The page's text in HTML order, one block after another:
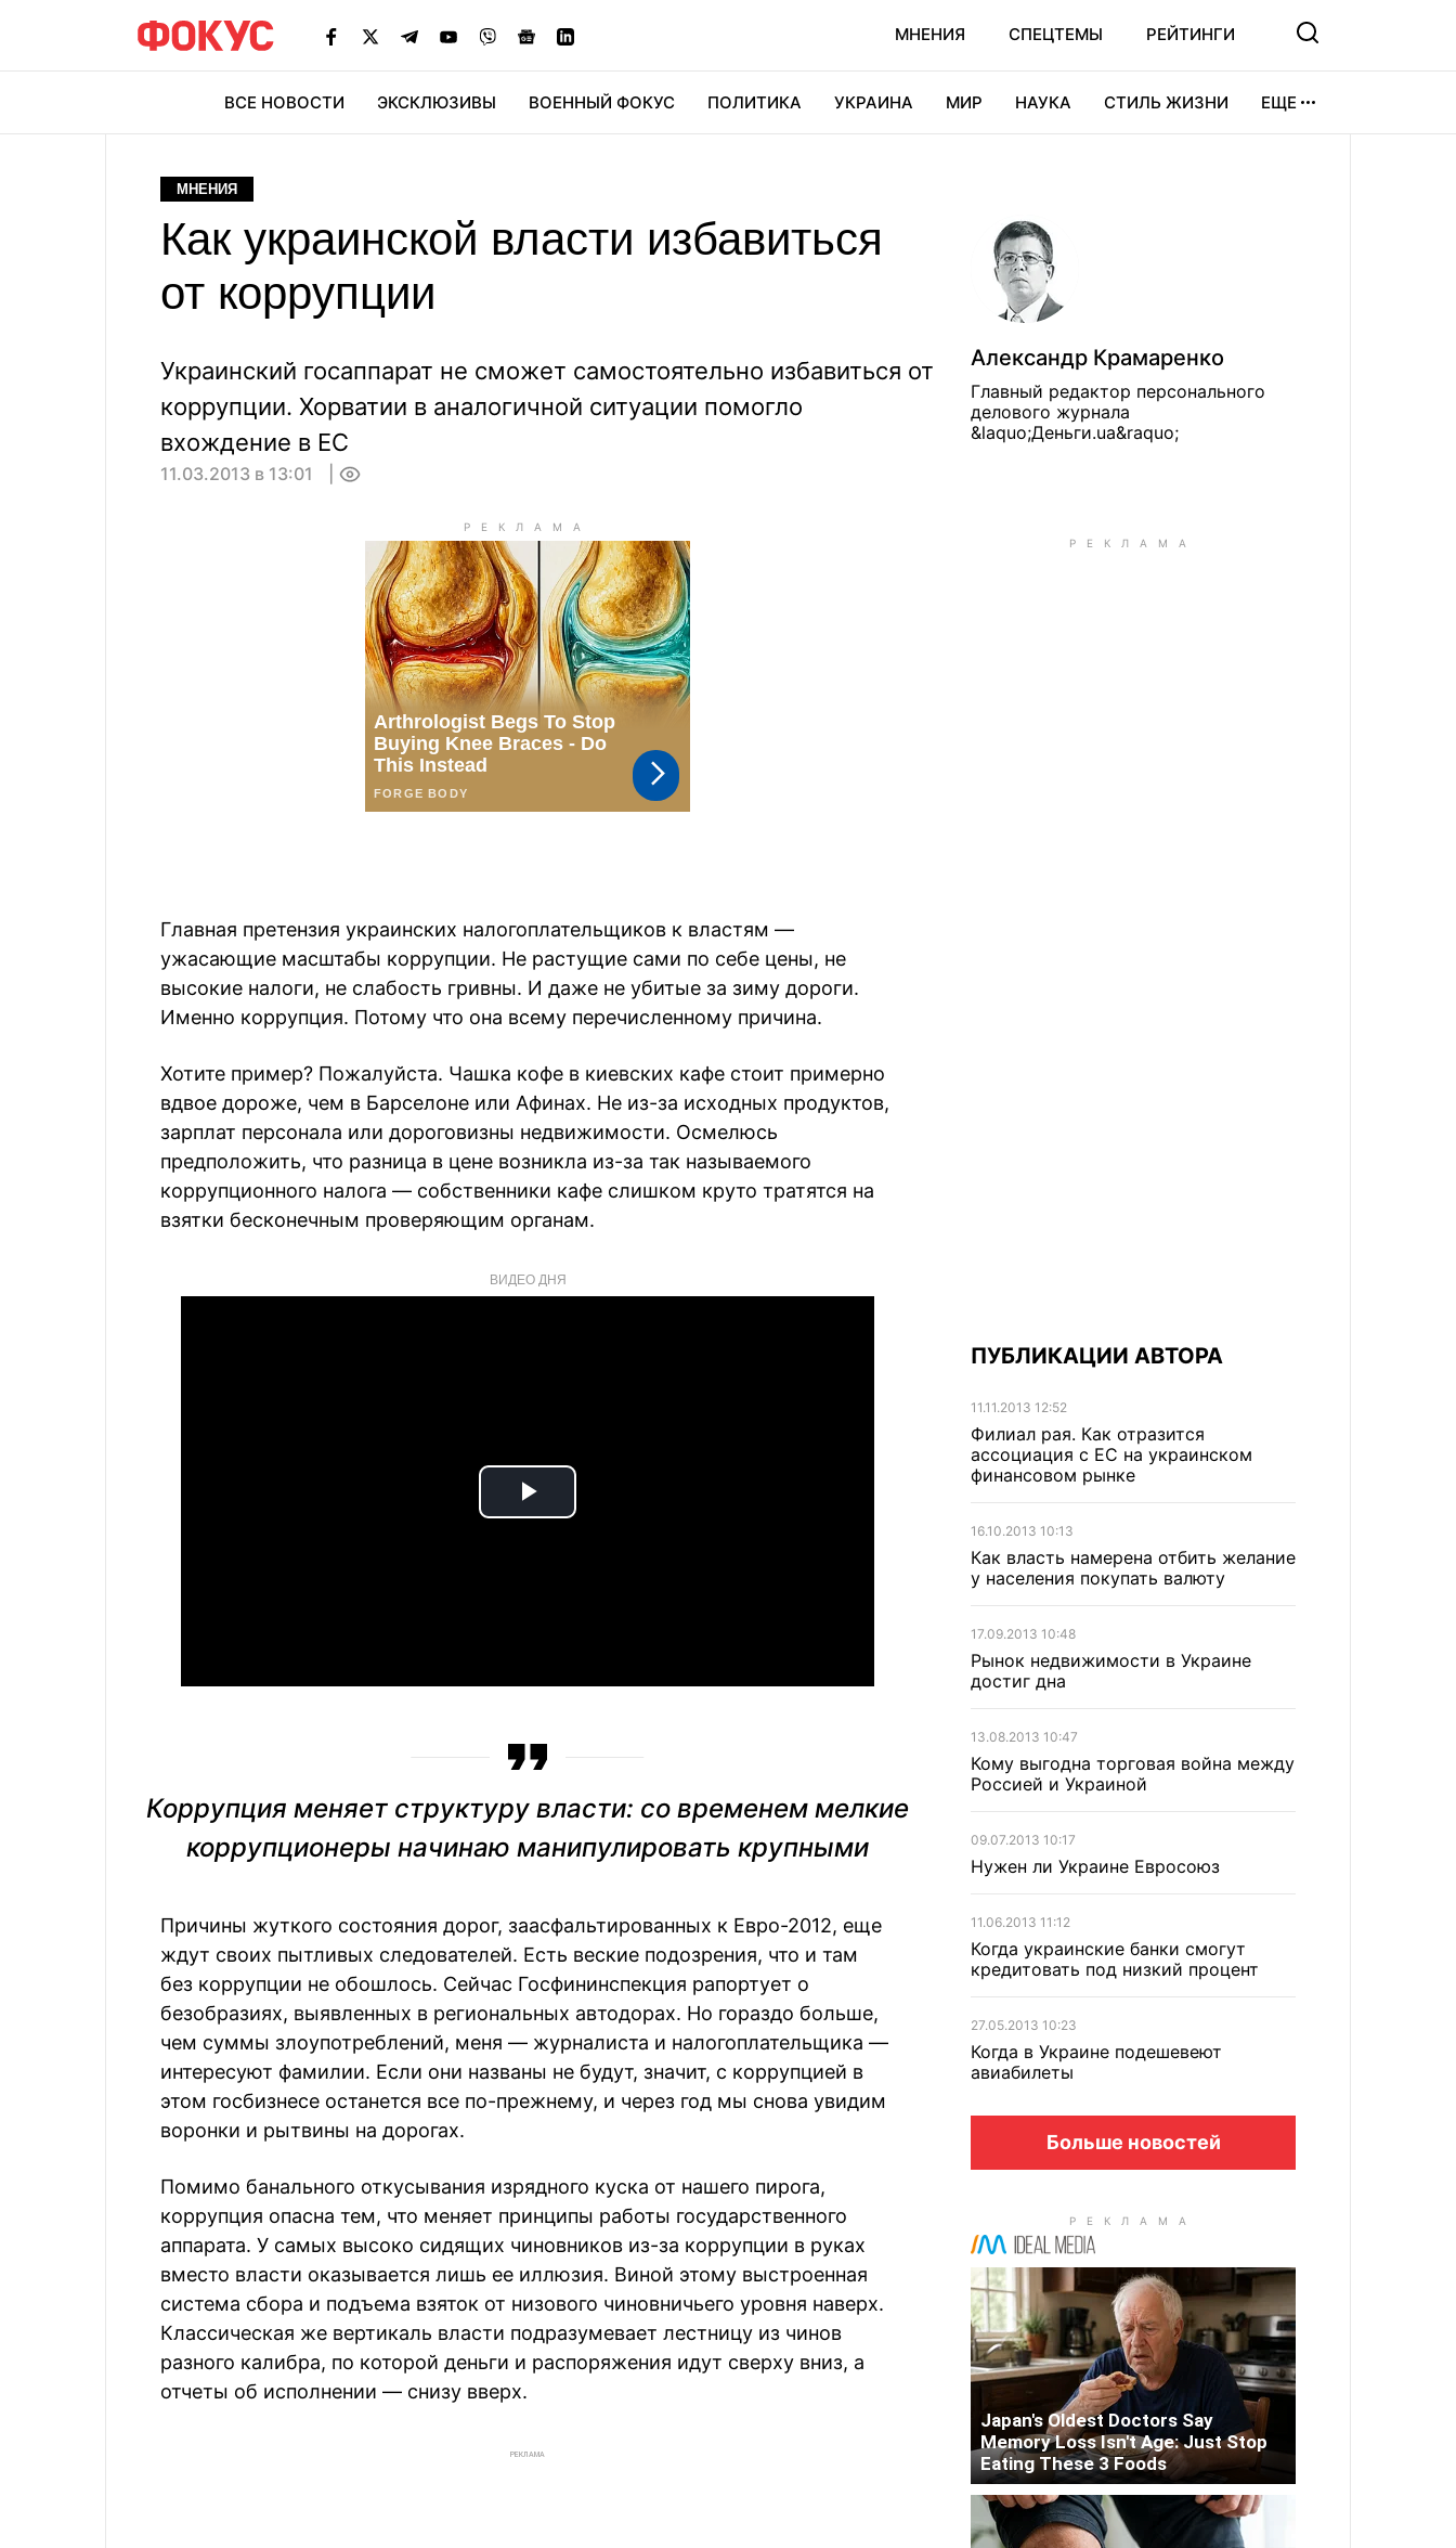
МНЕНИЯ СПЕЦТЕМЫ РЕЙТИНГИ
ВСЕ НОВОСТИ ЭКСКЛЮЗИВЫ ВОЕННЫЙ ФОКУС ПОЛИТИКА УКРАИНА МИР НАУКА СТИЛЬ ЖИЗНИ ЕЩЕ
МНЕНИЯ
Как украинской власти избавиться
от коррупции
Украинский госаппарат не сможет самостоятельно избавиться от
коррупции. Хорватии в аналогичной ситуации помогло
вхождение в ЕС
Александр Крамаренко
Главный редактор персонального
делового журнала
&laquo;Деньги.ua&raquo;
11.03.2013 в 13:01
Главная претензия украинских налогоплательщиков к властям —
ужасающие масштабы коррупции. Не растущие сами по себе цены, не
высокие налоги, не слабость гривны. И даже не убитые за зиму дороги.
Именно коррупция. Потому что она всему перечисленному причина.
Хотите пример? Пожалуйста. Чашка кофе в киевских кафе стоит примерно
вдвое дороже, чем в Барселоне или Афинах. Не из-за исходных продуктов,
зарплат персонала или дороговизны недвижимости. Осмелюсь
предположить, что разница в цене возникла из-за так называемого
коррупционного налога — собственники кафе слишком круто тратятся на
взятки бесконечным проверяющим органам.
ВИДЕО ДНЯ
Play
Коррупция меняет структуру власти: со временем мелкие
коррупционеры начинаю манипулировать крупными
Причины жуткого состояния дорог, заасфальтированных к Евро-2012, еще
ждут своих пытливых следователей. Есть веские подозрения, что и там
без коррупции не обошлось. Сейчас Госфининспекция рапортует о
безобразиях, выявленных в региональных автодорах. Но гораздо больше,
чем суммы злоупотреблений, меня — журналиста и налогоплательщика —
интересуют фамилии. Если они названы не будут, значит, с коррупцией в
этом госбизнесе останется все по-прежнему, и через год мы снова увидим
воронки и рытвины на дорогах.
Помимо банального откусывания изрядного куска от нашего пирога,
коррупция опасна тем, что меняет принципы работы государственного
аппарата. У самых высоко сидящих чиновников из-за коррупции в руках
вместо власти оказывается лишь ее иллюзия. Виной этому выстроенная
система сбора и подъема взяток от низового чиновничьего уровня наверх.
Классическая же вертикаль власти подразумевает лестницу из чинов
разного калибра, по которой деньги и распоряжения идут сверху вниз, а
отчеты об исполнении — снизу вверх.
РЕКЛАМА
ПУБЛИКАЦИИ АВТОРА
11.11.2013 12:52
Филиал рая. Как отразится
ассоциация с ЕС на украинском
финансовом рынке
16.10.2013 10:13
Как власть намерена отбить желание
у населения покупать валюту
17.09.2013 10:48
Рынок недвижимости в Украине
достиг дна
13.08.2013 10:47
Кому выгодна торговая война между
Россией и Украиной
09.07.2013 10:17
Нужен ли Украине Евросоюз
11.06.2013 11:12
Когда украинские банки смогут
кредитовать под низкий процент
27.05.2013 10:23
Когда в Украине подешевеют
авиабилеты
Больше новостей